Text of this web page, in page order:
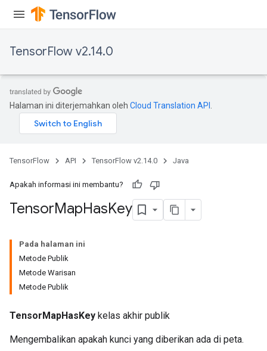
TensorFlow v2.14.0
Halaman ini diterjemahkan oleh Cloud Translation API
TensorFlow API TensorFlow v2.14.0 Java
Apakah informasi ini membantu?
TensorMapHasKey
Pada halaman ini
Metode Publik
Metode Warisan
Metode Publik
TensorMapHasKey kelas akhir publik
Mengembalikan apakah kunci yang diberikan ada di peta.